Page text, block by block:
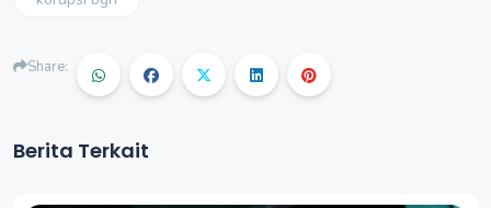
Share:
Berita Terkait